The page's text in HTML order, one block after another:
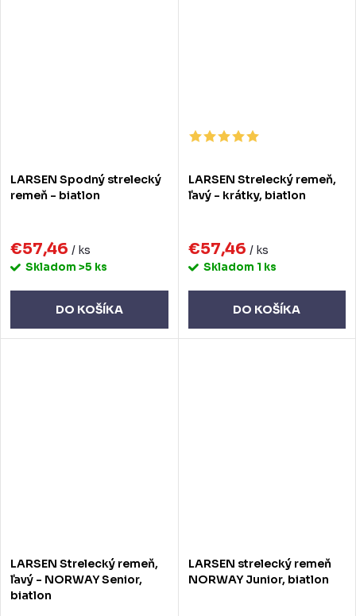
LARSEN Spodný strelecký
remeň - biatlon
€57,46 / ks
Skladom >5 ks
DO KOŠÍKA
LARSEN Strelecký remeň,
ľavý - krátky, biatlon
€57,46 / ks
Skladom 1 ks
DO KOŠÍKA
LARSEN Strelecký remeň,
ľavý - NORWAY Senior,
biatlon
LARSEN strelecký remeň
NORWAY Junior, biatlon